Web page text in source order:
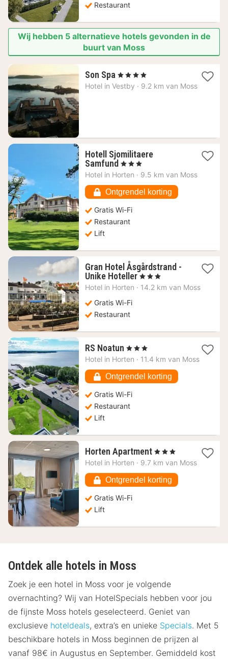
Restaurant
Wij hebben 5 alternatieve hotels gevonden in de
buurt van Moss
Son Spa 1
nacht
vanaf
, 4 Sterren
Hotel in Vestby · 9.2 km van Moss
Hotell Sjomilitaere
Samfund 1
nacht
167,69
€
, 3 Sterren
Hotel in Horten · 9.5 km van Moss
Ontgrendel korting
Gratis Wi-Fi
Restaurant
Lift
Gran Hotel Åsgårdstrand -
Unike Hoteller1
nacht
, 3 Sterren
Hotel in Horten · 14.2 km van Moss
Gratis Wi-Fi
Restaurant
RS Noatun 1
nacht
116,80
€
, 3 Sterren
Hotel in Horten · 11.4 km van Moss
Ontgrendel korting
Gratis Wi-Fi
Restaurant
Lift
Horten Apartment 1
nacht
89,51
€
, 3 Sterren
Hotel in Horten · 9.7 km van Moss
Ontgrendel korting
Gratis Wi-Fi
Lift
Ontdek alle hotels in Moss
Zoek je een hotel in Moss voor je volgende
overnachting? Wij van HotelSpecials hebben voor jou
de fijnste Moss hotels geselecteerd. Geniet van
exclusieve hoteldeals, extra’s en unieke Specials. Met 5
beschikbare hotels in Moss beginnen de prijzen al
vanaf 98€ in Augustus en September. Gemiddeld kost